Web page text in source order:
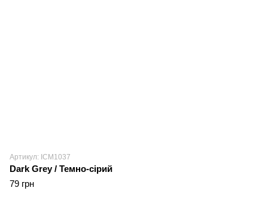
Артикул: ICM1037
Dark Grey / Темно-сірий
79 грн